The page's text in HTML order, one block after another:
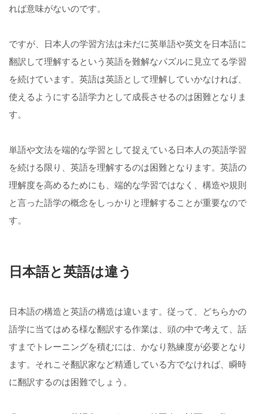
れば意味がないのです。
ですが、日本人の学習方法は未だに英単語や英文を日本語に
翻訳して理解するという英語を難解なパズルに見立てる学習
を続けています。英語は英語として理解していかなければ、
使えるようにする語学力として成長させるのは困難となりま
す。
単語や文法を端的な学習として捉えている日本人の英語学習
を続ける限り、英語を理解するのは困難となります。英語の
理解度を高めるためにも、端的な学習ではなく、構造や規則
と言った語学の概念をしっかりと理解することが重要なので
す。
日本語と英語は違う
日本語の構造と英語の構造は違います。従って、どちらかの
語学に当てはめる様な翻訳する作業は、頭の中で考えて、話
すまでトレーニングを積むには、かなり熟練度が必要となり
ます。それこそ翻訳家など精通している方でなければ、瞬時
に翻訳するのは困難でしょう。